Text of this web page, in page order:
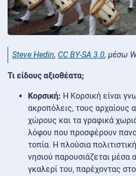
Steve Hedin, CC BY-SA 3.0, μέσω
Τι είδους αξιοθέατα;
Κορσική: Η Κορσική είναι
ακροπόλεις, τους αρχαίους
χώρους και τα γραφικά
λόφου που προσφέρουν
τοπία. Η πλούσια
νησιού παρουσιάζεται μέσα
γκαλερί του, παρέχοντας